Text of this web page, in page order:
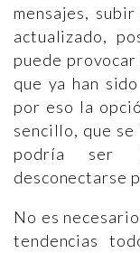
mensajes,
actualizado,
puede
que ya han
por eso la
sencillo, que se
podría ser
desconectarse
No es
tendencias